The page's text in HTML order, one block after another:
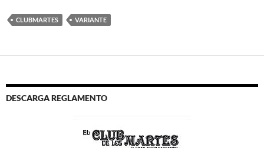
CLUBMARTES VARIANTE
DESCARGA REGLAMENTO